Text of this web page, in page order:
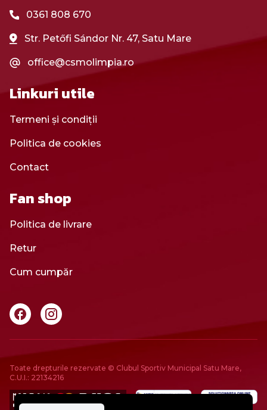
0361 808 670
Str. Petőfi Sándor Nr. 47, Satu Mare
office@csmolimpia.ro
Linkuri utile
Termeni și condiții
Politica de cookies
Contact
Fan shop
Politica de livrare
Retur
Cum cumpăr
Toate drepturile rezervate © Clubul Sportiv Municipal Satu Mare,
C.U.I.: 22134216